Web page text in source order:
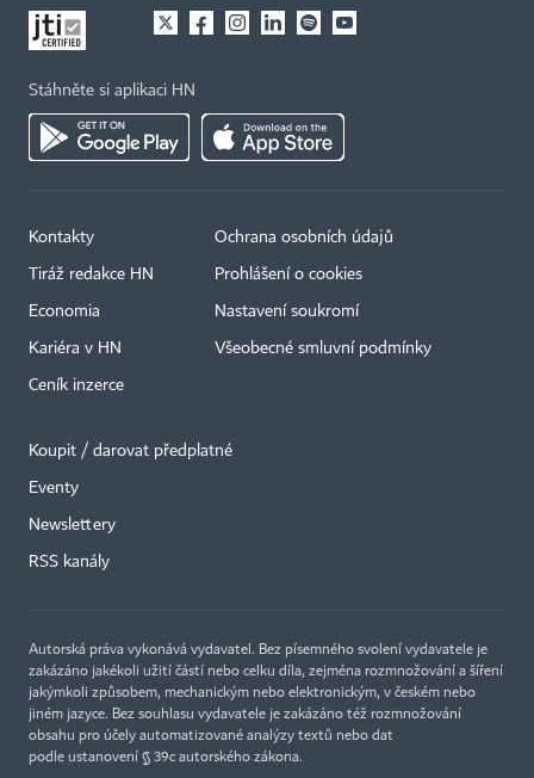
Stáhněte si aplikaci HN
Kontakty
Tiráž redakce HN
Economia
Kariéra v HN
Ceník inzerce
Ochrana osobních údajů
Prohlášení o cookies
Nastavení soukromí
Všeobecné smluvní podmínky
Koupit / darovat předplatné
Eventy
Newslettery
RSS kanály
Autorská práva vykonává vydavatel. Bez písemného svolení vydavatele je
zakázáno jakékoli užití částí nebo celku díla, zejména rozmnožování a šíření
jakýmkoli způsobem, mechanickým nebo elektronickým, v českém nebo
jiném jazyce. Bez souhlasu vydavatele je zakázáno též rozmnožování
obsahu pro účely automatizované analýzy textů nebo dat
podle ustanovení § 39c autorského zákona.